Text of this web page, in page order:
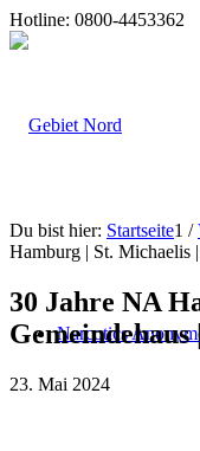
Hotline: 0800-4453362
Narcotics
Du bist hier: Startseite1 /
Hamburg | St. Michaelis
30 Jahre NA
23. Mai 2024